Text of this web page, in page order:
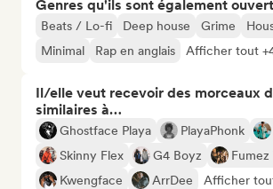
Genres qu'ils sont également
Beats / Lo-fi Deep house Grime
Minimal
Rap en anglais Afficher tout
Il/elle veut recevoir des morceaux
similaires à…
Ghostface Playa PlayaPhonk
Skinny Flex
G4 Boyz
Kwengface
ArrDee Afficher